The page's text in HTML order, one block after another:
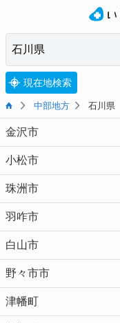
現在地検索
中部地方 石川県
金沢市
小松市
珠洲市
羽咋市
白山市
野々市市
津幡町